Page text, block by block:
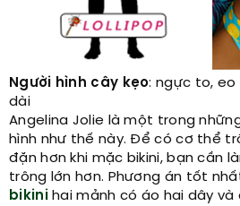
Người hình cây kẹo: ngực to, eo
dài
Angelina Jolie là một trong
hình như thế này. Để có cơ thể
đặn hơn khi mặc bikini, bạn cần
trông lớn hơn. Phương án tốt
bikinihai mảnh có áo hai dây và